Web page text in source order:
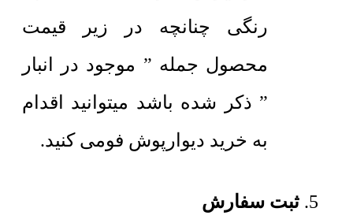
رنگی چنانچه در زیر قیمت
محصول جمله ” موجود در انبار
” ذکر شده باشد میتوانید اقدام
به خرید دیوارپوش فومی کنید.
ثبت سفارش